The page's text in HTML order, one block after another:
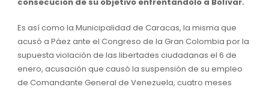
Es así como la Municipalidad de Caracas, la misma que
acusó a Páez ante el Congreso de la Gran Colombia por la
supuesta violación de las libertades ciudadanas el 6 de
enero, acusación que causó la suspensión de su empleo
de Comandante General de Venezuela, cuatro meses